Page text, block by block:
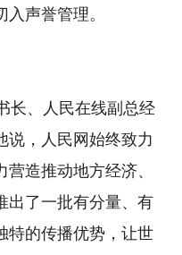
声誉管理。
长、人民在线副总经
说，人民网始终致力
造推动地方经济、
出了一批有分量、有
特的传播优势，让世